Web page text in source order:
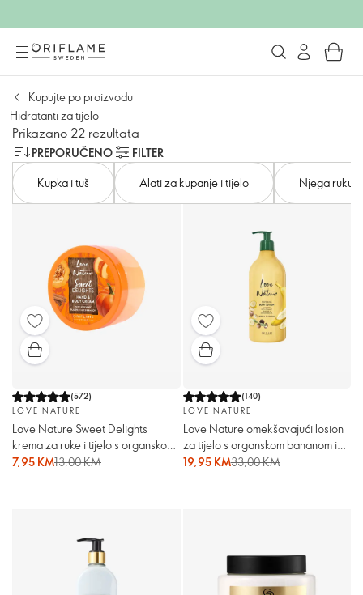
Kupujte po proizvodu
Hidratanti za tijelo
Prikazano 22 rezultata
PREPORUČENO
FILTER
Kupka i tuš
Alati za kupanje i tijelo Njega ruku
(572)
LOVE NATURE
Love Nature Sweet Delights
krema za ruke i tijelo s organskom
bundevom i cimetom
7,95 KM13,00 KM
(140)
LOVE NATURE
Love Nature omekšavajući losion
za tijelo s organskom bananom i
uljem makadamije
19,95 KM33,00 KM